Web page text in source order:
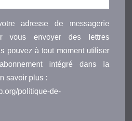
adresse de messagerie
vous envoyer des lettres
pouvez à tout moment utiliser
intégré dans la
savoir plus :
politique-de-